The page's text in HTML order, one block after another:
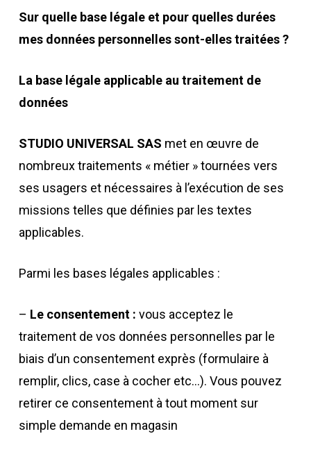
Sur quelle base légale et pour quelles durées
mes données personnelles sont-elles traitées ?
La base légale applicable au traitement de
données
STUDIO UNIVERSAL SAS met en œuvre de
nombreux traitements « métier » tournées vers
ses usagers et nécessaires à l’exécution de ses
missions telles que définies par les textes
applicables.
Parmi les bases légales applicables :
– Le consentement : vous acceptez le
traitement de vos données personnelles par le
biais d’un consentement exprès (formulaire à
remplir, clics, case à cocher etc…). Vous pouvez
retirer ce consentement à tout moment sur
simple demande en magasin